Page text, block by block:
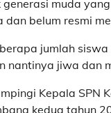
muda
belum resmi
jumlah
nantinya jiwa dan
Kepala SPN
kedua tahun